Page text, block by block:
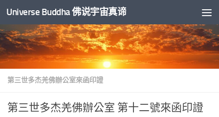
Skip to content
Universe Buddha 佛说宇宙真谛
第三世多杰羌佛辦公室來函印證
第三世多杰羌佛辦公室 第十二號來函印證